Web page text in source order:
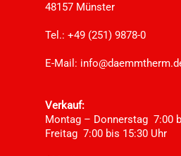
48157 Münster
Tel.: +49 (251) 9878-0
E-Mail:
Verkauf:
Montag – Donnerstag 7:00
Freitag 7:00 bis 15:30 Uhr